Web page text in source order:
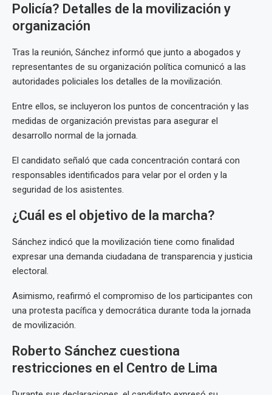
Policía? Detalles de la movilización y
organización
Tras la reunión, Sánchez informó que junto a abogados y
representantes de su organización política comunicó a las
autoridades policiales los detalles de la movilización.
Entre ellos, se incluyeron los puntos de concentración y las
medidas de organización previstas para asegurar el
desarrollo normal de la jornada.
El candidato señaló que cada concentración contará con
responsables identificados para velar por el orden y la
seguridad de los asistentes.
¿Cuál es el objetivo de la marcha?
Sánchez indicó que la movilización tiene como finalidad
expresar una demanda ciudadana de transparencia y justicia
electoral.
Asimismo, reafirmó el compromiso de los participantes con
una protesta pacífica y democrática durante toda la jornada
de movilización.
Roberto Sánchez cuestiona
restricciones en el Centro de Lima